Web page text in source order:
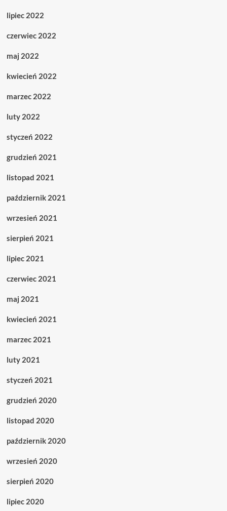
lipiec 2022
czerwiec 2022
maj 2022
kwiecień 2022
marzec 2022
luty 2022
styczeń 2022
grudzień 2021
listopad 2021
październik 2021
wrzesień 2021
sierpień 2021
lipiec 2021
czerwiec 2021
maj 2021
kwiecień 2021
marzec 2021
luty 2021
styczeń 2021
grudzień 2020
listopad 2020
październik 2020
wrzesień 2020
sierpień 2020
lipiec 2020